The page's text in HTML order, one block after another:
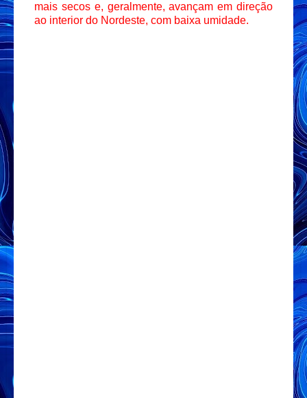
mais secos e, geralmente, avançam em direção
ao interior do Nordeste, com baixa umidade.